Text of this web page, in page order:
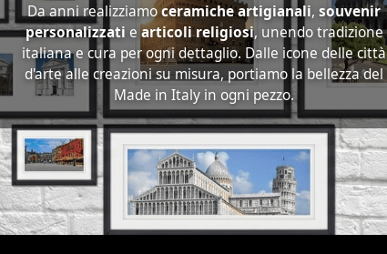
Da anni realizziamoceramiche artigianali, souvenir
personalizzati earticoli religiosi, unendo tradizione
italiana e cura per ogni dettaglio. Dalle icone delle città
d'arte alle creazioni su misura, portiamo la bellezza del
Made in Italy in ogni pezzo.